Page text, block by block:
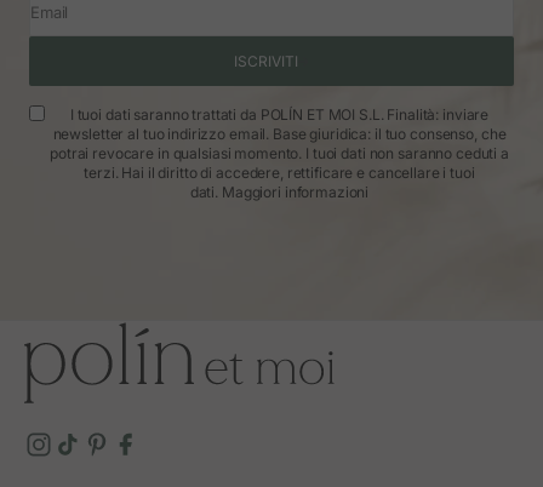
Email
ISCRIVITI
I tuoi dati saranno trattati da POLÍN ET MOI S.L. Finalità: inviare
newsletter al tuo indirizzo email. Base giuridica: il tuo consenso, che
potrai revocare in qualsiasi momento. I tuoi dati non saranno ceduti a
terzi. Hai il diritto di accedere, rettificare e cancellare i tuoi
dati. Maggiori informazioni